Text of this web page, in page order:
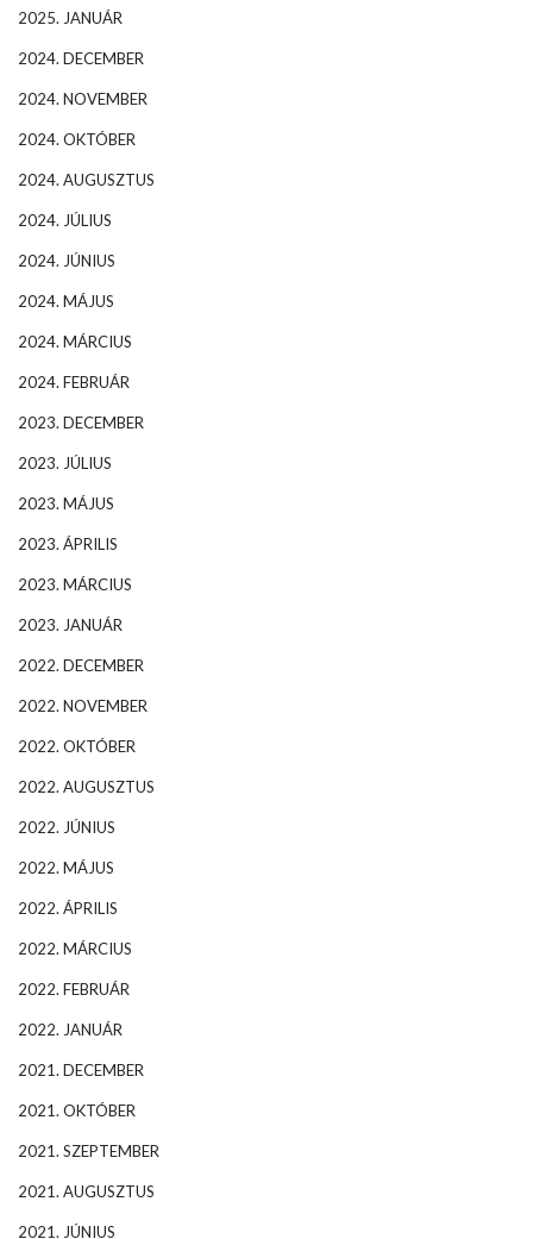
2025. JANUÁR
2024. DECEMBER
2024. NOVEMBER
2024. OKTÓBER
2024. AUGUSZTUS
2024. JÚLIUS
2024. JÚNIUS
2024. MÁJUS
2024. MÁRCIUS
2024. FEBRUÁR
2023. DECEMBER
2023. JÚLIUS
2023. MÁJUS
2023. ÁPRILIS
2023. MÁRCIUS
2023. JANUÁR
2022. DECEMBER
2022. NOVEMBER
2022. OKTÓBER
2022. AUGUSZTUS
2022. JÚNIUS
2022. MÁJUS
2022. ÁPRILIS
2022. MÁRCIUS
2022. FEBRUÁR
2022. JANUÁR
2021. DECEMBER
2021. OKTÓBER
2021. SZEPTEMBER
2021. AUGUSZTUS
2021. JÚNIUS